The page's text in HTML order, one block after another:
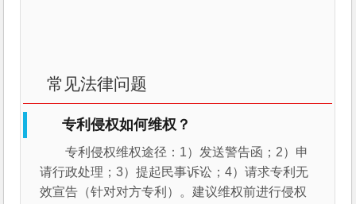
常见法律问题
专利侵权如何维权？
专利侵权维权途径：1）发送警告函；2）申
请行政处理；3）提起民事诉讼；4）请求专利无
效宣告（针对对方专利）。建议维权前进行侵权